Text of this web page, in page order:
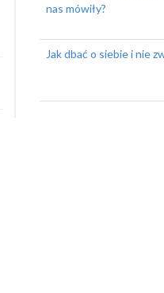
nas mówiły?
Jak dbać o siebie i nie